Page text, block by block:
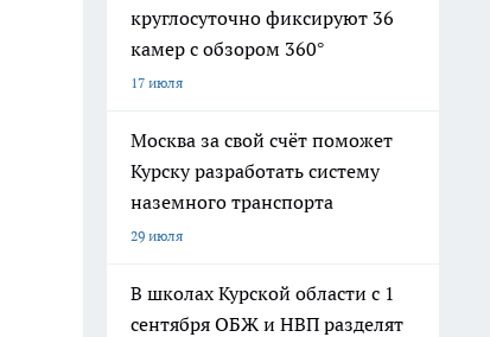
круглосуточно фиксируют 36
камер с обзором 360°
17 июля
Москва за свой счёт поможет
Курску разработать систему
наземного транспорта
29 июля
В школах Курской области с 1
сентября ОБЖ и НВП разделят